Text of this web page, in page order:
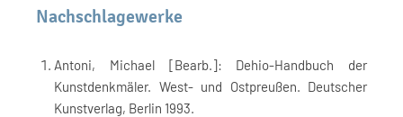
Nachschlagewerke
Antoni, Michael [Bearb.]: Dehio-Handbuch der
Kunstdenkmäler. West- und Ostpreußen. Deutscher
Kunstverlag, Berlin 1993.